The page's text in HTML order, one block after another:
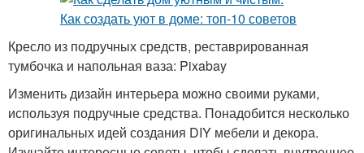
Кресло из подручных средств, реставрированная
тумбочка и напольная ваза: Pixabay
Изменить дизайн интерьера можно своими руками,
используя подручные средства. Понадобится несколько
оригинальных идей создания DIY мебели и декора.